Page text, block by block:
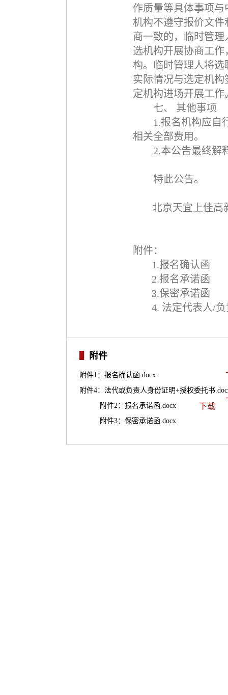
作质量等具体事项
机构不遵守报价文
商一致的，临时管
选机构开展协商工
构。临时管理人将
实际情况与选定机
定机构进场开展工作
七、 其他事项
1.报名机构应自
相关全部费用。
2.本公告最终解
特此公告。
北京天宜上佳高
附件：
1.报名确认函
2.报名承诺函
3.保密承诺函
4. 法定代表人/
附件
附件1：报名确认函.docx
附件4：法代或负责人身份证明+授权委托书
附件2：报名承诺函.docx 下载
附件3：保密承诺函.docx